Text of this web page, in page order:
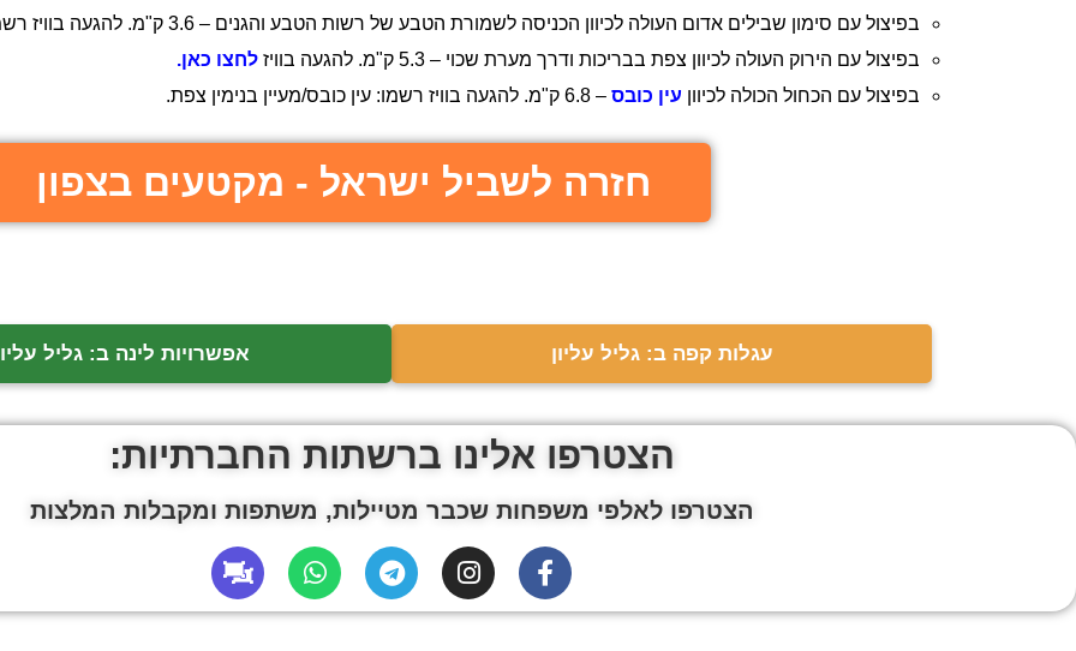
בפיצול עם סימון שבילים אדום העולה לכיוון הכניסה לשמורת הטבע של רשות הטבע והגנים – 3.6 ק"מ. להגעה בוויז רשמו: שמורת טבע נחל עמוד.
בפיצול עם הירוק העולה לכיוון צפת בבריכות ודרך מערת שכוי – 5.3 ק"מ. להגעה בוויז
לחצו כאן.
בפיצול עם הכחול הכולה לכיוון עין כובס – 6.8 ק"מ. להגעה בוויז רשמו: עין כובס/מעיין בנימין צפת.
חזרה לשביל ישראל - מקטעים בצפון
עגלות קפה ב: גליל עליון אפשרויות לינה ב: גליל
הצטרפו אלינו ברשתות החברתיות:
הצטרפו לאלפי משפחות שכבר מטיילות, משתפות ומקבלות המלצות